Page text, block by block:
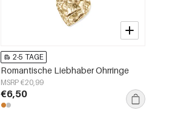
2-5 TAGE
Romantische Liebhaber Ohrringe
MSRP €20,99
€6,50